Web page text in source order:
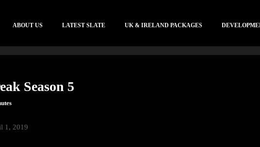
ABOUT US LATEST SLATE UK & IRELAND PACKAGES
Season 5
1, 2019